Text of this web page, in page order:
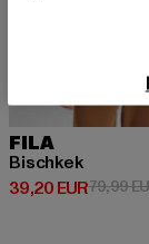
FILA
Bischkek
39,20 EUR
Derzeitiger Preis:
79,99